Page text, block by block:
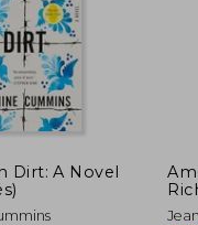
Dirt: A Novel